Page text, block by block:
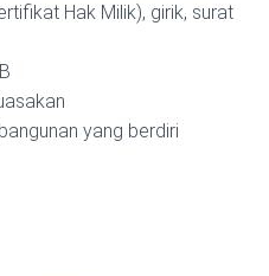
Hak Milik), girik, surat
yang berdiri